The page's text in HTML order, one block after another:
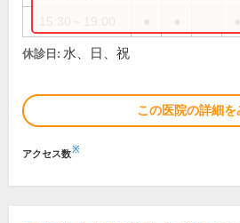
休診日: 水、日、祝
この医院の詳細を
アクセス数※